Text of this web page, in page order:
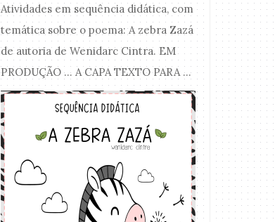
Atividades em sequência didática, com
temática sobre o poema: A zebra Zazá
de autoria de Wenidarc Cintra. EM
PRODUÇÃO ... A CAPA TEXTO PARA ...